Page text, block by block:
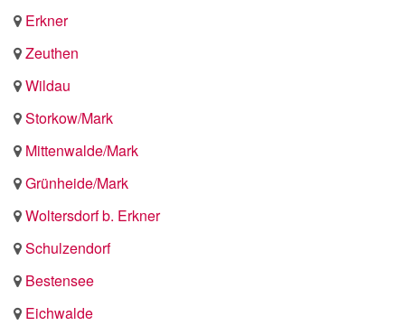
Erkner
Zeuthen
Wildau
Storkow/Mark
Mittenwalde/Mark
Grünheide/Mark
Woltersdorf b. Erkner
Schulzendorf
Bestensee
Eichwalde